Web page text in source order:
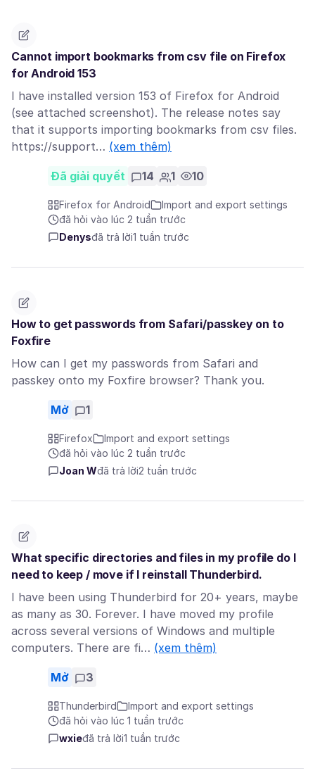
Cannot import bookmarks from csv file on Firefox
for Android 153
I have installed version 153 of Firefox for Android
(see attached screenshot). The release notes say
that it supports importing bookmarks from csv files.
https://support… (xem thêm)
Đã giải quyết 14 1 10
Firefox for Android
Import and export settings
đã hỏi vào lúc 2 tuần trước
Denysđã trả lời1 tuần trước
How to get passwords from Safari/passkey on to
Foxfire
How can I get my passwords from Safari and
passkey onto my Foxfire browser? Thank you.
Mở 1
Firefox
Import and export settings
đã hỏi vào lúc 2 tuần trước
Joan Wđã trả lời2 tuần trước
What specific directories and files in my profile do I
need to keep / move if I reinstall Thunderbird.
I have been using Thunderbird for 20+ years, maybe
as many as 30. Forever. I have moved my profile
across several versions of Windows and multiple
computers. There are fi… (xem thêm)
Mở 3
Thunderbird
Import and export settings
đã hỏi vào lúc 1 tuần trước
wxieđã trả lời1 tuần trước